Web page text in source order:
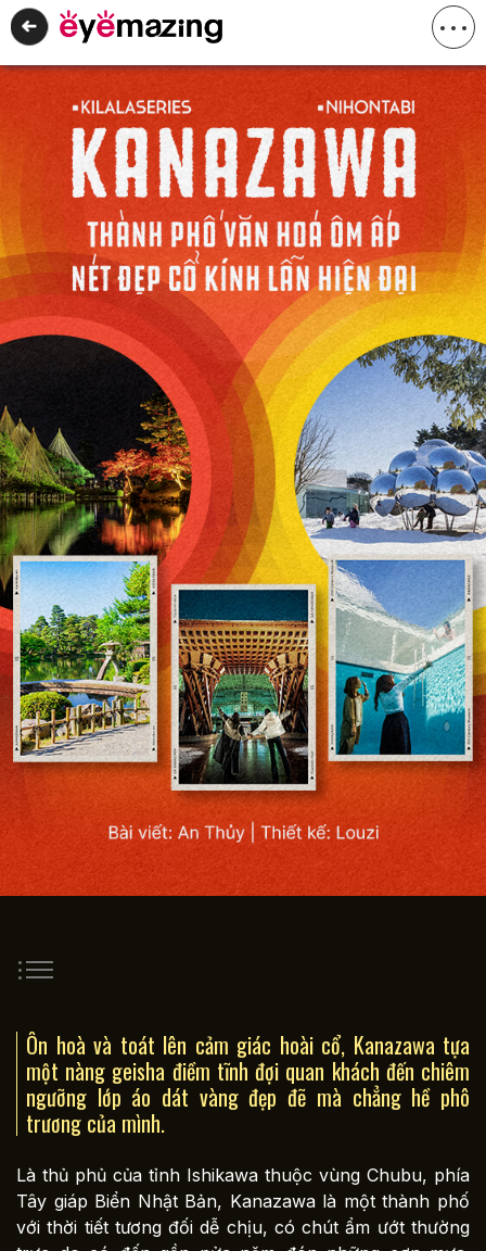
Ôn hoà và toát lên cảm giác hoài cổ, Kanazawa tựa
một nàng geisha điềm tĩnh đợi quan khách đến chiêm
ngưỡng lớp áo dát vàng đẹp đẽ mà chẳng hề phô
trương của mình.
Là thủ phủ của tỉnh Ishikawa thuộc vùng Chubu, phía
Tây giáp Biển Nhật Bản, Kanazawa là một thành phố
với thời tiết tương đối dễ chịu, có chút ẩm ướt thường